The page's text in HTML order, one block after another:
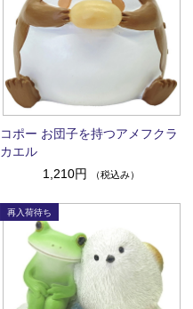
コポー お団子を持つアメフクラ
カエル
1,210円
（税込み）